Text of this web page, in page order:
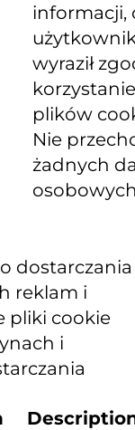
informacji,
wyraził
plików
Nie
żadnych
dostarczania
reklam i
pliki cookie
i